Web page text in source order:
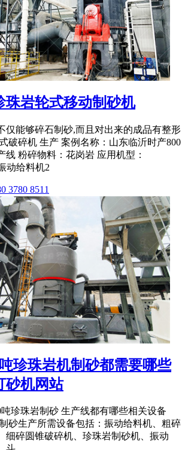
珠岩轮式移动制砂机
仅能够碎石制砂,而且对出来的成品有整形
破碎机 生产 案例名称：山东临沂时产800
线 粉碎物料：花岗岩 应用机型：
动给料机2
3780 8511
珍珠岩机制砂都需要哪些
砂机网站
珍珠岩制砂 生产线都有哪些相关设备
砂生产所需设备包括：振动给料机、粗碎
细碎圆锥破碎机、珍珠岩制砂机、振动